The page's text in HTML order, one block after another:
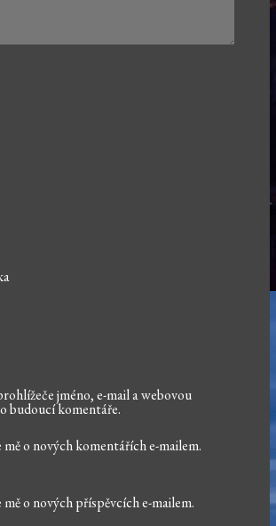
jméno, e-mail a webovou
budoucí komentáře.
o nových komentářích e-mailem.
o nových příspěvcích e-mailem.